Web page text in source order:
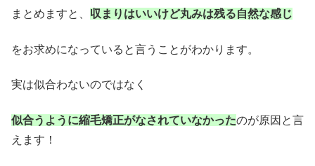
まとめますと、 収まりはいいけど丸みは残る自然な感じ
をお求めになっていると言うことがわかります。
実は似合わないのではなく
似合うように縮毛矯正がなされていなかったのが原因と言
えます！